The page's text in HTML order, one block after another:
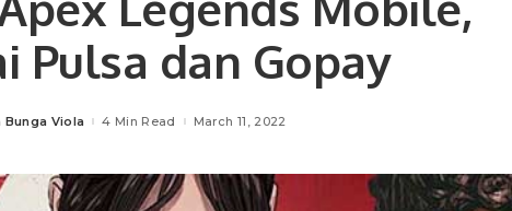
Pulsa dan Gopay
Bunga Viola 4 Min Read March 11, 2022